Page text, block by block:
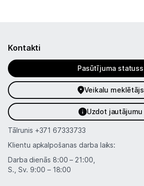
Kontakti
Pasūtījuma statuss
Veikalu meklētājs
Uzdot jautājumu
Tālrunis +371 67333733
Klientu apkalpošanas darba laiks:
Darba dienās 8:00 – 21:00,
S., Sv. 9:00 – 18:00